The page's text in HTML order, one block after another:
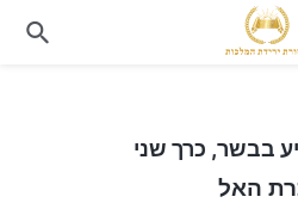
בבשר, כרך שני
האל